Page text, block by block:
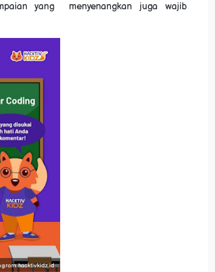
yang menyenangkan juga wajib
hacktivkidz.id